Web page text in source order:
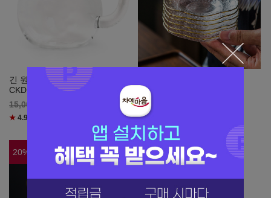
긴 원형 유리숙우 500ml
CKD120L
15,000
★ 4.9
8,000
★ 4.5
20% 20%